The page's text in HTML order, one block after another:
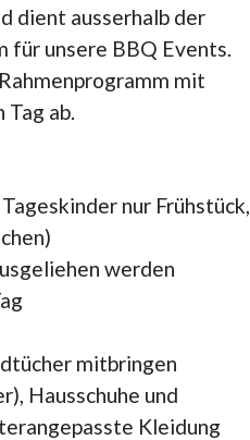
dient ausserhalb der
für unsere BBQ Events.
mit
ab.
nur Frühstück,
werden
mitbringen
Hausschuhe und
Kleidung